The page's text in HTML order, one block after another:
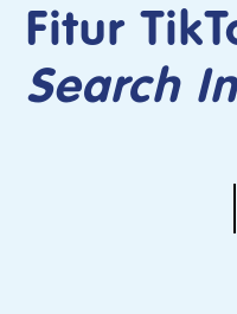
Fitur
Search